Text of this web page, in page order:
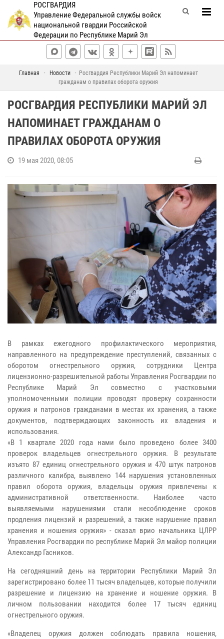
РОСГВАРДИЯ
Управление Федеральной службы войск
национальной гвардии Российской
Федерации по Республике Марий Эл
Главная Новости
Росгвардия Республики Марий Эл напоминает
гражданам о правилах оборота оружия
РОСГВАРДИЯ РЕСПУБЛИКИ МАРИЙ ЭЛ
НАПОМИНАЕТ ГРАЖДАНАМ О
ПРАВИЛАХ ОБОРОТА ОРУЖИЯ
19 мая 2020, 08:05
В рамках ежегодного профилактического мероприятия,
направленного на предупреждение преступлений, связанных с
оборотом огнестрельного оружия, сотрудники Центра
лицензионно-разрешительной работы Управления Росгвардии по
Республике Марий Эл совместно с участковыми
уполномоченными полиции проводят проверку сохранности
оружия и патронов гражданами в местах их хранения, а также
документов, подтверждающих законность их владения и
использования.
«В 1 квартале 2020 года нами было проведено более 3400
проверок владельцев огнестрельного оружия. В результате
изъято 87единиц огнестрельного оружия и 470 штук патронов
различного калибра,выявлено 144 нарушения установленных
правил оборота оружия, владельцы оружия привлечены к
административной ответственности. Наиболее часто
выявляемыми нарушениями стали несоблюдение сроков
продления лицензий и разрешений, а также нарушение правил
хранения и ношения оружия» - сказал врио начальника ЦЛРР
Управления Росгвардии по республике Марий Эл майор полиции
Александр Гасников.
На сегодняшний день на территории Республики Марий Эл
зарегистрировано более 11 тысяч владельцев, которые получили
разрешение и лицензию на хранение и ношение оружия. В
личном пользовании находится более 17 тысяч единиц
огнестрельного оружия.
«Владелец оружия должен соблюдать правила ношения,